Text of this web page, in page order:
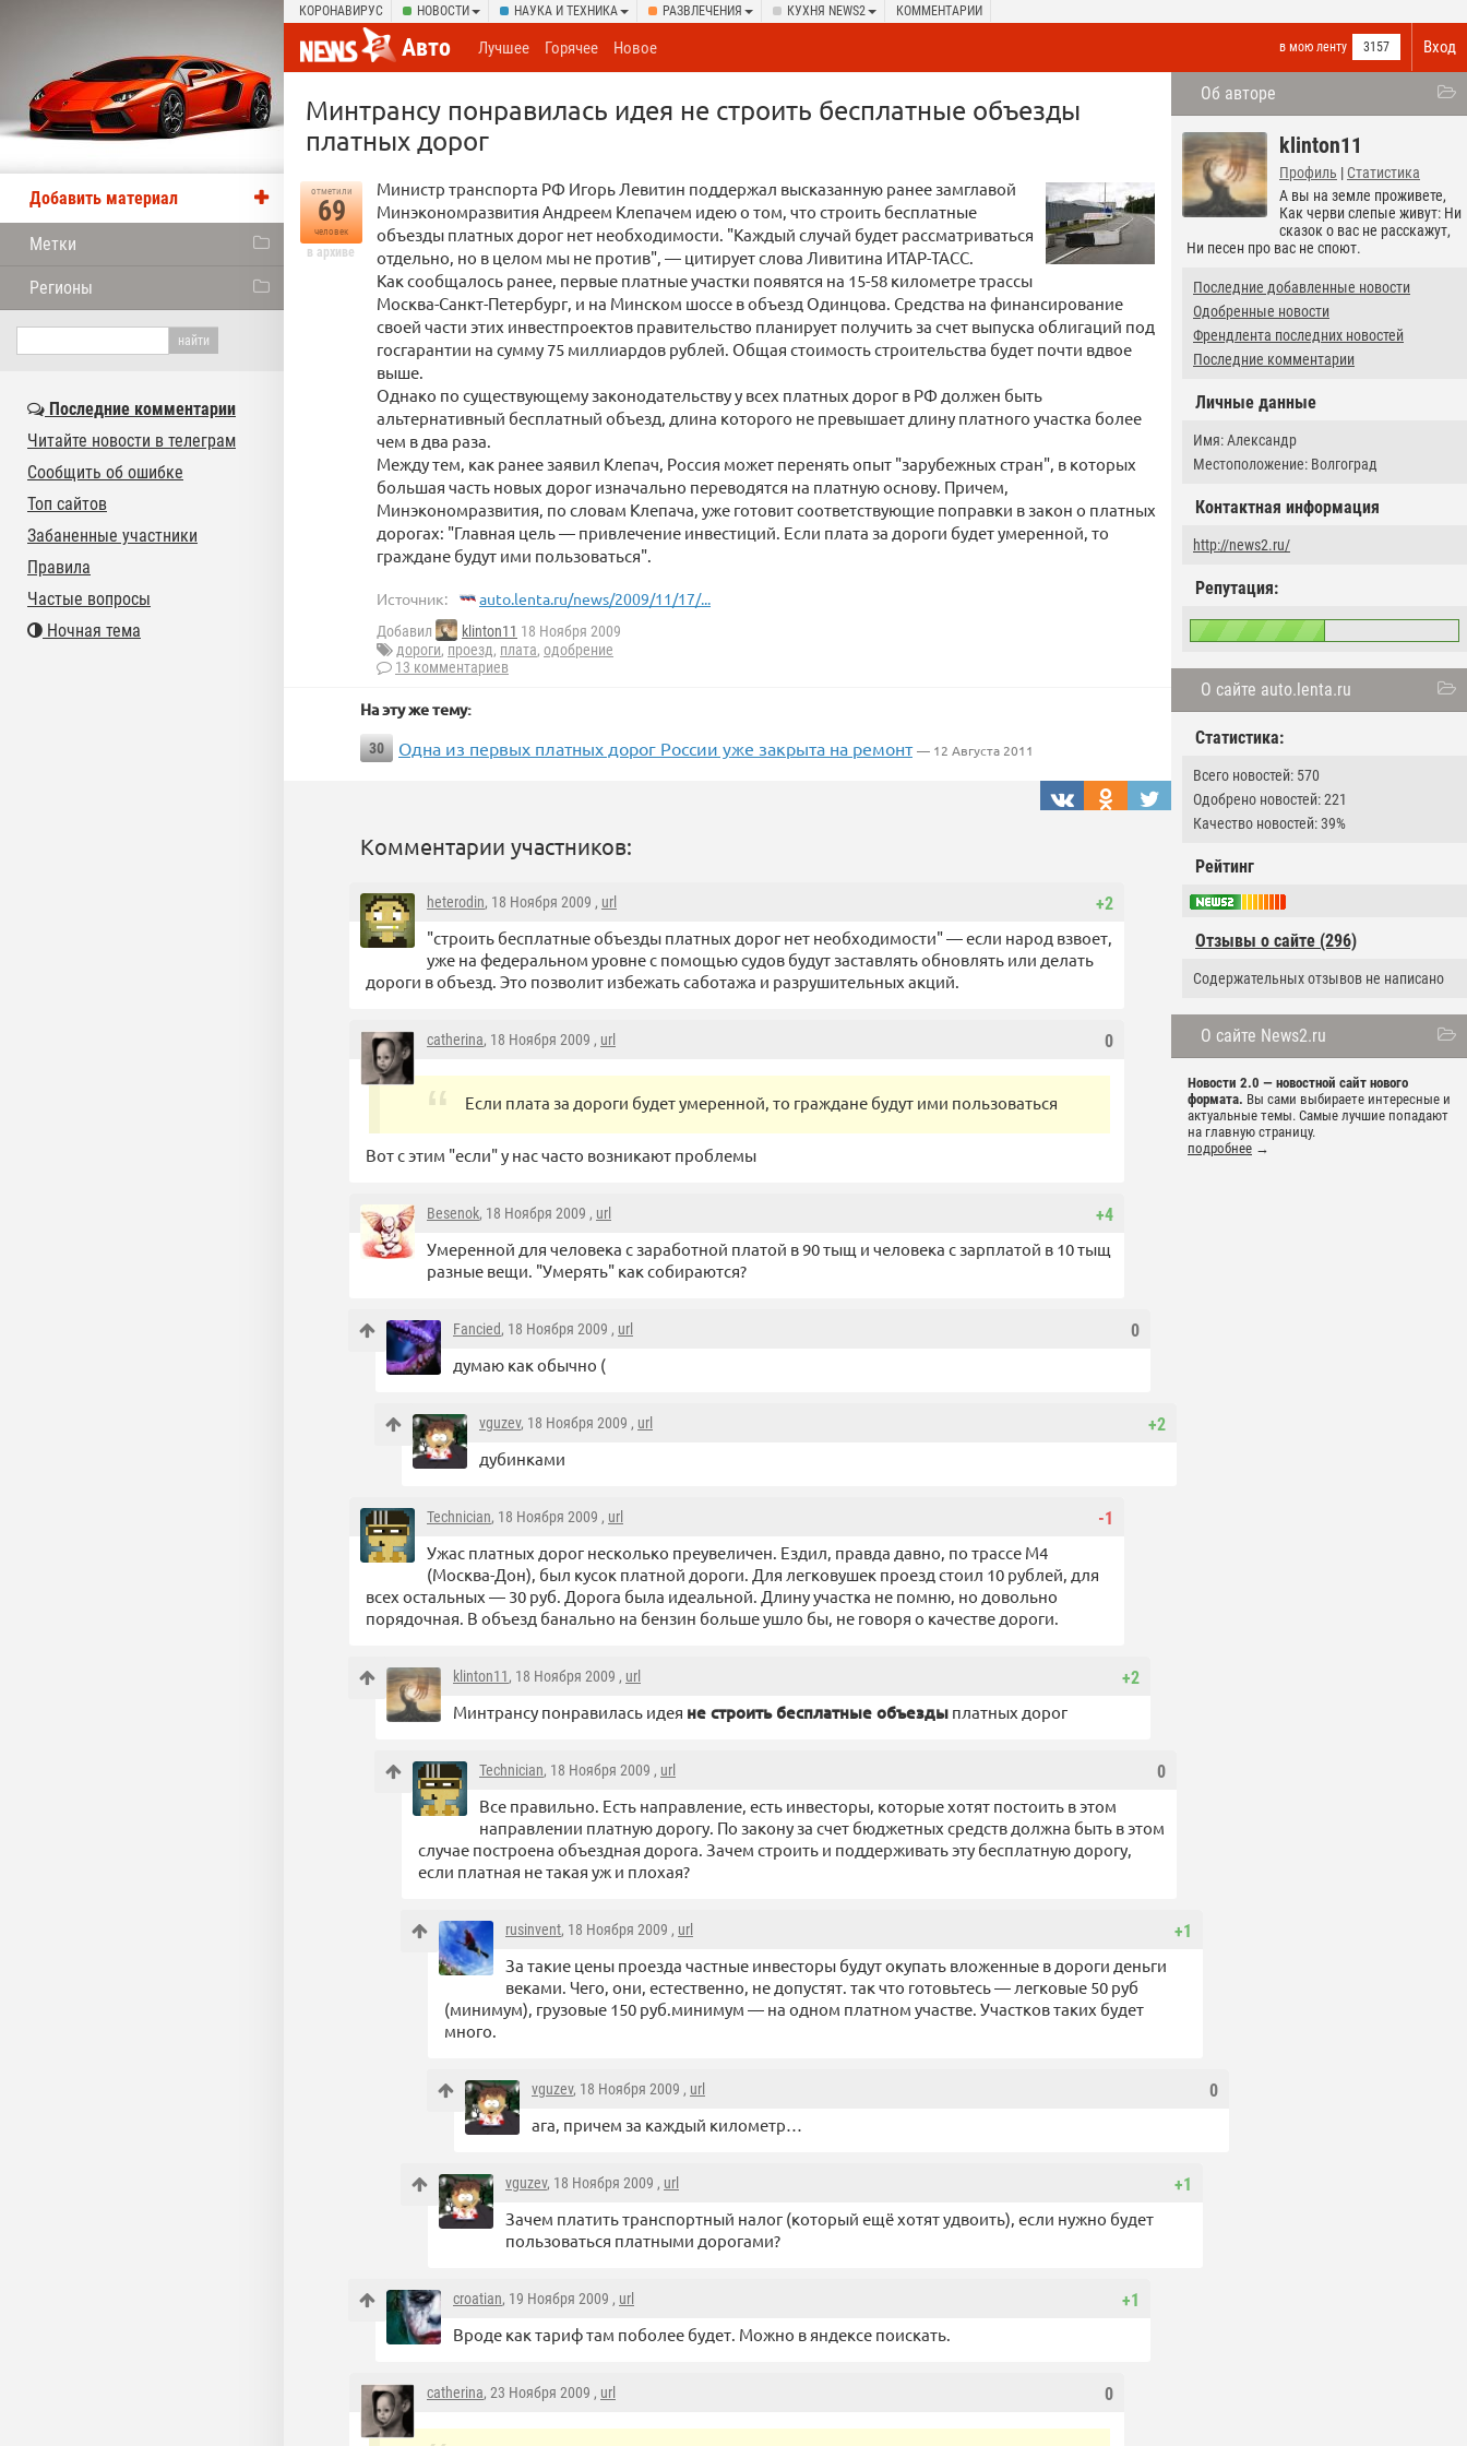
КОРОНАВИРУС НОВОСТИ НАУКА И ТЕХНИКА РАЗВЛЕЧЕНИЯ КУХНЯ NEWS2 КОММЕНТАРИИ
Вход
Авто в мою ленту 3157
Лучшее Горячее Новое
Об авторе
klinton11
Профиль | Статистика
А вы на земле проживете,
Как черви слепые живут: Ни
сказок о вас не расскажут,
Ни песен про вас не споют.
Последние добавленные новости
Одобренные новости
Френдлента последних новостей
Последние комментарии
Личные данные
Имя: Александр
Местоположение: Волгоград
Контактная информация
http://news2.ru/
Репутация:
О сайте auto.lenta.ru
Статистика:
Всего новостей: 570
Одобрено новостей: 221
Качество новостей: 39%
Рейтинг
Отзывы о сайте (296)
Содержательных отзывов не написано
О сайте News2.ru
Новости 2.0 — новостной сайт нового
формата. Вы сами выбираете интересные и
актуальные темы. Самые лучшие попадают
на главную страницу.
подробнее →
Минтрансу понравилась идея не строить бесплатные объезды
платных дорог
отметили
69
человек
в архиве
Министр транспорта РФ Игорь Левитин поддержал высказанную ранее замглавой
Минэкономразвития Андреем Клепачем идею о том, что строить бесплатные
объезды платных дорог нет необходимости. "Каждый случай будет рассматриваться
отдельно, но в целом мы не против", — цитирует слова Ливитина ИТАР-ТАСС.
Как сообщалось ранее, первые платные участки появятся на 15-58 километре трассы
Москва-Санкт-Петербург, и на Минском шоссе в объезд Одинцова. Средства на финансирование
своей части этих инвестпроектов правительство планирует получить за счет выпуска облигаций под
госгарантии на сумму 75 миллиардов рублей. Общая стоимость строительства будет почти вдвое
выше.
Однако по существующему законодательству у всех платных дорог в РФ должен быть
альтернативный бесплатный объезд, длина которого не превышает длину платного участка более
чем в два раза.
Между тем, как ранее заявил Клепач, Россия может перенять опыт "зарубежных стран", в которых
большая часть новых дорог изначально переводятся на платную основу. Причем,
Минэкономразвития, по словам Клепача, уже готовит соответствующие поправки в закон о платных
дорогах: "Главная цель — привлечение инвестиций. Если плата за дороги будет умеренной, то
граждане будут ими пользоваться".
Источник: auto.lenta.ru/news/2009/11/17/...
Добавил klinton11 18 Ноября 2009
дороги, проезд, плата, одобрение
13 комментариев
На эту же тему:
30 Одна из первых платных дорог России уже закрыта на ремонт — 12 Августа 2011
Комментарии участников:
+2
heterodin, 18 Ноября 2009 , url
"строить бесплатные объезды платных дорог нет необходимости" — если народ взвоет,
уже на федеральном уровне с помощью судов будут заставлять обновлять или делать
дороги в объезд. Это позволит избежать саботажа и разрушительных акций.
0
catherina, 18 Ноября 2009 , url
Если плата за дороги будет умеренной, то граждане будут ими пользоваться
Вот с этим "если" у нас часто возникают проблемы
+4
Besenok, 18 Ноября 2009 , url
Умеренной для человека с заработной платой в 90 тыщ и человека с зарплатой в 10 тыщ
разные вещи. "Умерять" как собираются?
0
Fancied, 18 Ноября 2009 , url
думаю как обычно (
+2
vguzev, 18 Ноября 2009 , url
дубинками
-1
Technician, 18 Ноября 2009 , url
Ужас платных дорог несколько преувеличен. Ездил, правда давно, по трассе М4
(Москва-Дон), был кусок платной дороги. Для легковушек проезд стоил 10 рублей, для
всех остальных — 30 руб. Дорога была идеальной. Длину участка не помню, но довольно
порядочная. В объезд банально на бензин больше ушло бы, не говоря о качестве дороги.
+2
klinton11, 18 Ноября 2009 , url
Минтрансу понравилась идея не строить бесплатные объезды платных дорог
0
Technician, 18 Ноября 2009 , url
Все правильно. Есть направление, есть инвесторы, которые хотят постоить в этом
направлении платную дорогу. По закону за счет бюджетных средств должна быть в этом
случае построена объездная дорога. Зачем строить и поддерживать эту бесплатную дорогу,
если платная не такая уж и плохая?
+1
rusinvent, 18 Ноября 2009 , url
За такие цены проезда частные инвесторы будут окупать вложенные в дороги деньги
веками. Чего, они, естественно, не допустят. так что готовьтесь — легковые 50 руб
(минимум), грузовые 150 руб.минимум — на одном платном участве. Участков таких будет
много.
0
vguzev, 18 Ноября 2009 , url
ага, причем за каждый километр…
+1
vguzev, 18 Ноября 2009 , url
Зачем платить транспортный налог (который ещё хотят удвоить), если нужно будет
пользоваться платными дорогами?
+1
croatian, 19 Ноября 2009 , url
Вроде как тариф там поболее будет. Можно в яндексе поискать.
0
catherina, 23 Ноября 2009 , url
Добавить материал
Метки
Регионы
Последние комментарии
Читайте новости в телеграм
Сообщить об ошибке
Топ сайтов
Забаненные участники
Правила
Частые вопросы
Ночная тема